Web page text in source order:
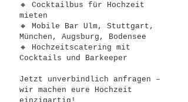
🔸 Cocktailbus für Hochzeit
mieten
🔸 Mobile Bar Ulm, Stuttgart,
München, Augsburg, Bodensee
🔸 Hochzeitscatering mit
Cocktails und Barkeeper
Jetzt unverbindlich anfragen –
wir machen eure Hochzeit